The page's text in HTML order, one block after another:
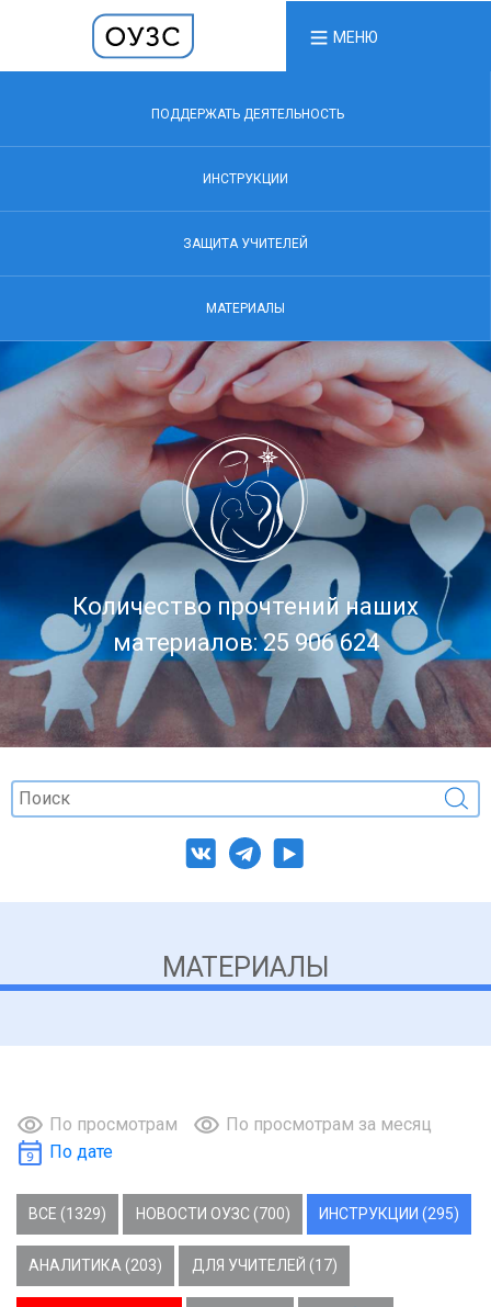
МЕНЮ
ПОДДЕРЖАТЬ ДЕЯТЕЛЬНОСТЬ
ИНСТРУКЦИИ
ЗАЩИТА УЧИТЕЛЕЙ
МАТЕРИАЛЫ
Количество прочтений наших
материалов: 25 906 624
МАТЕРИАЛЫ
По просмотрам
По просмотрам за месяц
По дате
ВСЕ (1329) НОВОСТИ ОУЗС (700) ИНСТРУКЦИИ (295)
АНАЛИТИКА (203) ДЛЯ УЧИТЕЛЕЙ (17)